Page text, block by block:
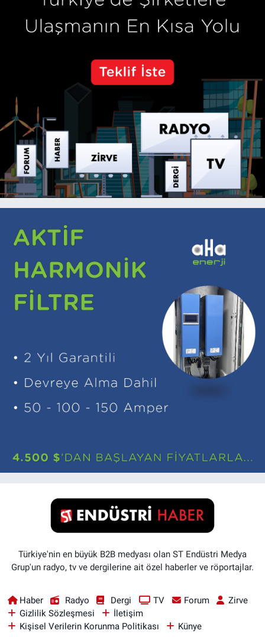
Türkiye'nin en büyük B2B medyası olan ST Endüstri Medya
Grup'un radyo, tv ve dergilerine ait özel haberler ve röportajlar.
Haber Radyo Dergi TV Forum
Zirve
Gizlilik Sözleşmesi
İletişim
Kişisel Verilerin Korunma Politikası
Künye